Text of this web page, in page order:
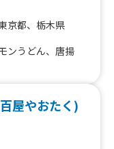
げ2種類セット8
アムコーン小、
ープカレー、北
おにから弁当、
醤油 4個入り
京都、栃木県
ンうどん、唐揚
屋やおたく)